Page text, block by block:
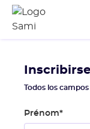
Inscribirse
Todos los
Prénom*